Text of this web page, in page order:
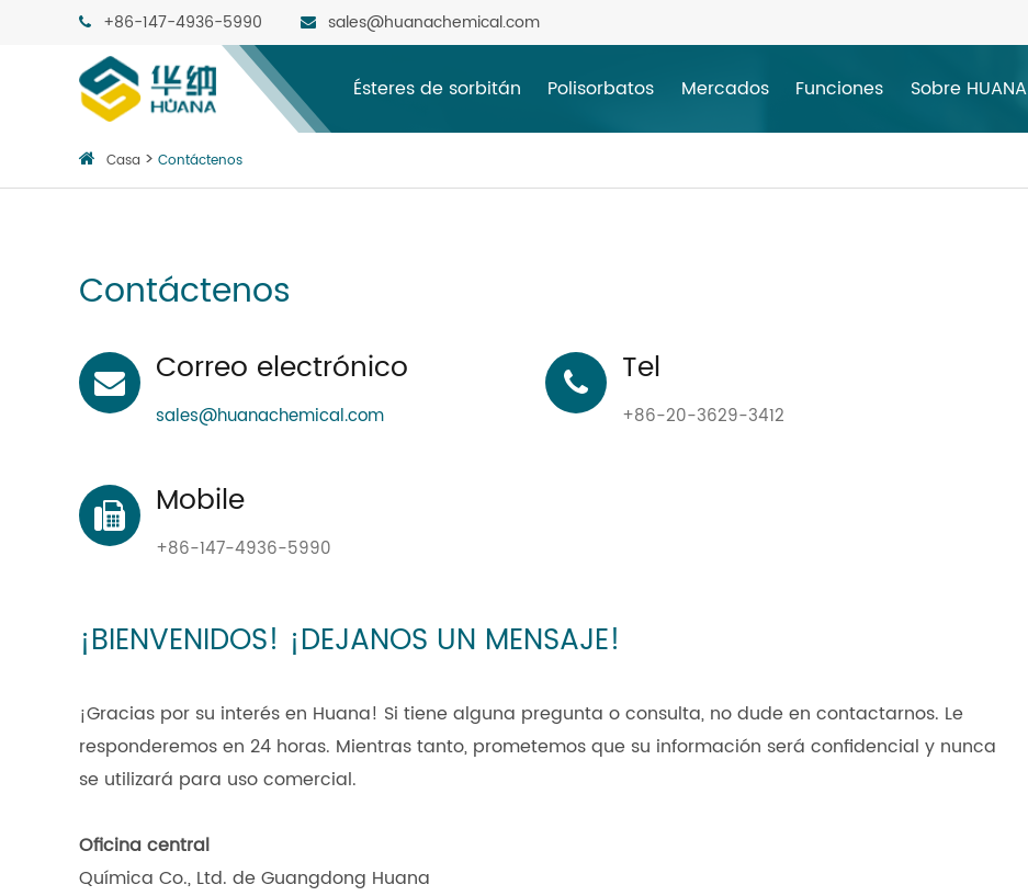
+86-147-4936-5990 sales@huanachemical.com
Ésteres de sorbitán Polisorbatos Mercados Funciones Sobre HUANA
Casa Contáctenos
Contáctenos
Correo electrónico
sales@huanachemical.com
Tel
+86-20-3629-3412
Mobile
+86-147-4936-5990
¡BIENVENIDOS! ¡DEJANOS UN MENSAJE!
¡Gracias por su interés en Huana! Si tiene alguna pregunta o consulta, no dude en contactarnos. Le
responderemos en 24 horas. Mientras tanto, prometemos que su información será confidencial y nunca
se utilizará para uso comercial.
Oficina central
Química Co., Ltd. de Guangdong Huana